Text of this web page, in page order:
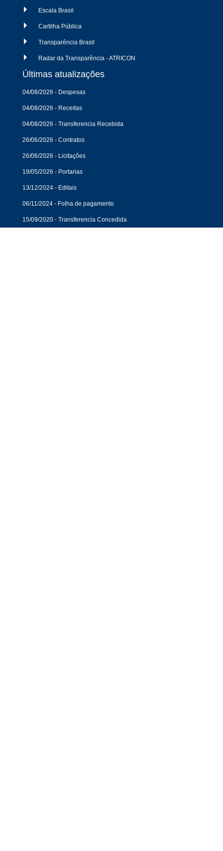
Escala Brasil
Cartilha Pública
Transparência Brasil
Radar da Transparência - ATRICON
Últimas atualizações
04/08/2026 - Despesas
04/08/2026 - Receitas
04/08/2026 - Transferencia Recebida
26/06/2026 - Contratos
26/06/2026 - Licitações
19/05/2026 - Portarias
13/12/2024 - Editais
06/11/2024 - Folha de pagamento
15/09/2020 - Transferencia Concedida